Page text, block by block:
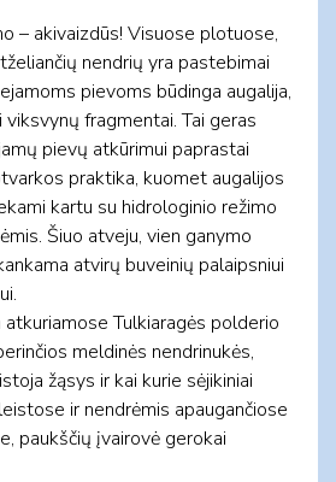
– akivaizdūs! Visuose plotuose,
nendrių yra pastebimai
pievoms būdinga augalija,
fragmentai. Tai geras
pievų atkūrimui paprastai
praktika, kuomet augalijos
kartu su hidrologinio režimo
Šiuo atveju, vien ganymo
atvirų buveinių palaipsniui
Tulkiaragės polderio
meldinės nendrinukės,
žąsys ir kai kurie sėjikiniai
ir nendrėmis apaugančiose
paukščių įvairovė gerokai